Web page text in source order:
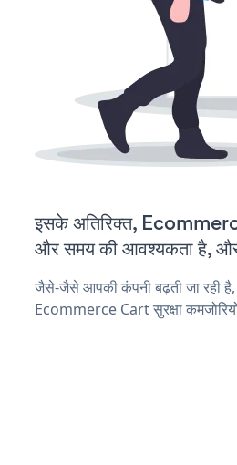
इसके अतिरिक्त,
और समय की आवश्यकता है, और
जैसे-जैसे आपकी कंपनी बढ़ती जा रही
Ecommerce Cart सुरक्षा